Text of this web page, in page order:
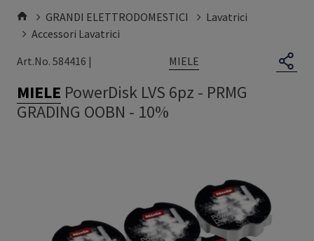
GRANDI ELETTRODOMESTICI
Lavatrici
Accessori Lavatrici
Art.No. 584416 |
MIELE
MIELE PowerDisk LVS 6pz - PRMG
GRADING OOBN - 10%